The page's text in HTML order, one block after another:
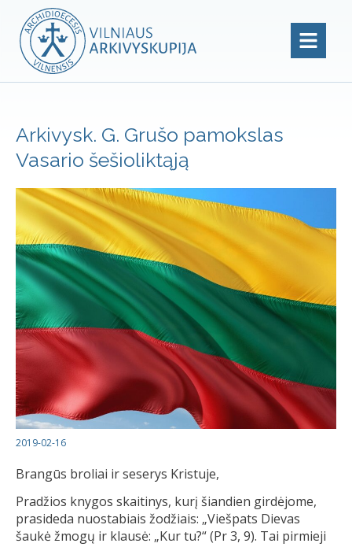
Arkivysk. G. Grušo pamokslas
Vasario šešioliktąją
2019-02-16
Brangūs broliai ir seserys Kristuje,
Pradžios knygos skaitinys, kurį šiandien girdėjome,
prasideda nuostabiais žodžiais: „Viešpats Dievas
šaukė žmogų ir klausė: „Kur tu?“ (Pr 3, 9). Tai pirmieji